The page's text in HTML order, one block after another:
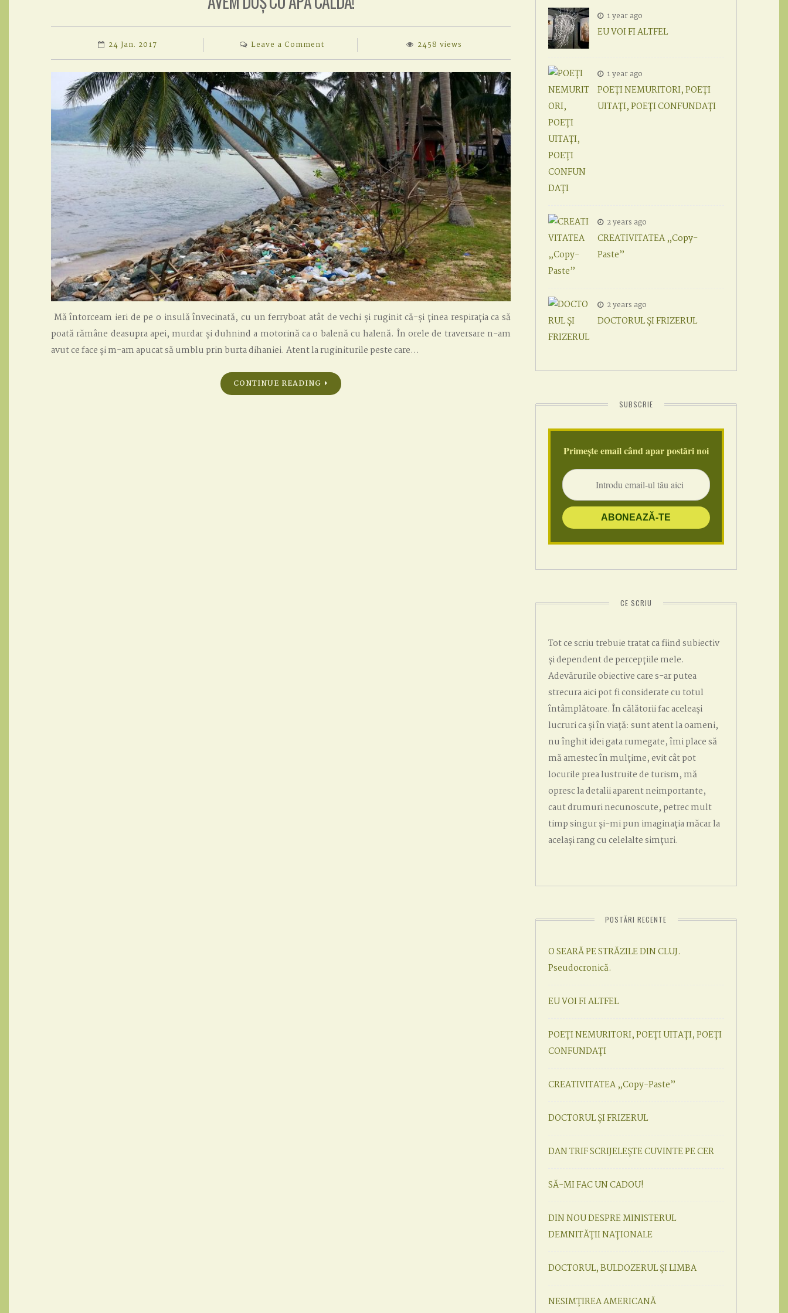
24 Jan. 2017 Leave a Comment
AVEM
DUȘ
CU
APĂ
CALDĂ!
2458 views
Mă întorceam ieri de pe o insulă învecinată, cu un ferryboat atât de vechi și ruginit că-și ținea respirația ca să
poată rămâne deasupra apei, murdar și duhnind a motorină ca o balenă cu halenă. În orele de traversare n-am
avut ce face și m-am apucat să umblu prin burta dihaniei. Atent la ruginiturile peste care…
CONTINUE READING
1 year ago
EU VOI FI ALTFEL
1 year ago
POEȚI NEMURITORI, POEȚI
UITAȚI, POEȚI CONFUNDAȚI
2 years ago
CREATIVITATEA „Copy-
Paste”
2 years ago
DOCTORUL ȘI FRIZERUL
SUBSCRIE
Primește email când apar postări noi
CE SCRIU
Tot ce scriu trebuie tratat ca fiind subiectiv
și dependent de percepțiile mele.
Adevărurile obiective care s-ar putea
strecura aici pot fi considerate cu totul
întâmplătoare. În călătorii fac aceleași
lucruri ca și în viață: sunt atent la oameni,
nu înghit idei gata rumegate, îmi place să
mă amestec în mulțime, evit cât pot
locurile prea lustruite de turism, mă
opresc la detalii aparent neimportante,
caut drumuri necunoscute, petrec mult
timp singur și-mi pun imaginația măcar la
același rang cu celelalte simțuri.
POSTĂRI RECENTE
O SEARĂ PE STRĂZILE DIN CLUJ.
Pseudocronică.
EU VOI FI ALTFEL
POEȚI NEMURITORI, POEȚI UITAȚI, POEȚI
CONFUNDAȚI
CREATIVITATEA „Copy-Paste”
DOCTORUL ȘI FRIZERUL
DAN TRIF SCRIJELEȘTE CUVINTE PE CER
SĂ-MI FAC UN CADOU!
DIN NOU DESPRE MINISTERUL
DEMNITĂȚII NAȚIONALE
DOCTORUL, BULDOZERUL ȘI LIMBA
NESIMȚIREA AMERICANĂ